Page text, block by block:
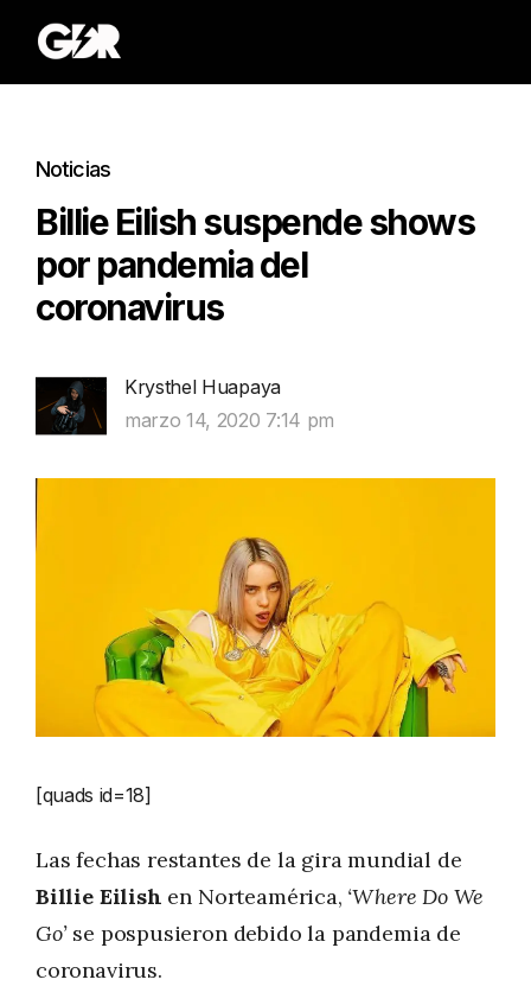
Noticias
Billie Eilish suspende shows
por pandemia del
coronavirus
Krysthel Huapaya
marzo 14, 2020 7:14 pm
[quads id=18]
Las fechas restantes de la gira mundial de
Billie Eilish en Norteamérica, ‘Where Do We
Go’se pospusieron debido la pandemia de
coronavirus.